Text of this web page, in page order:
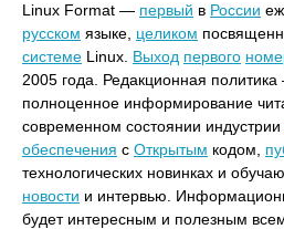
Linux Format — первый в России
русском языке, целиком
системе Linux. Выход первого
2005 года. Редакционная
полноценное информирование
современном состоянии индустрии
обеспечения с Открытым кодом,
технологических новинках и
новости и интервью.
будет интересным и полезным